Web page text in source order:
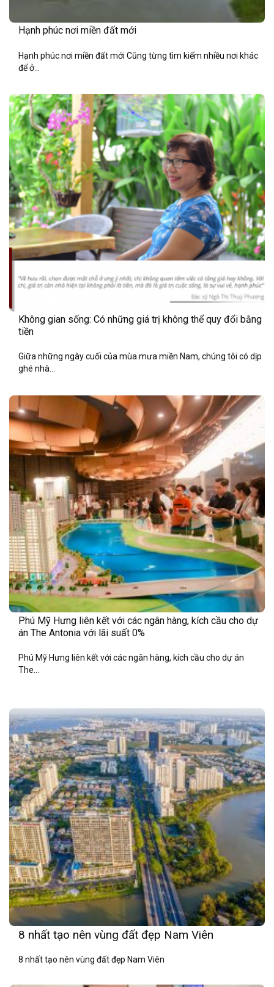
Hạnh phúc nơi miền đất mới
Hạnh phúc nơi miền đất mới Cũng từng tìm kiếm nhiều nơi khác
để ở...
Không gian sống: Có những giá trị không thể quy đổi bằng
tiền
Giữa những ngày cuối của mùa mưa miền Nam, chúng tôi có dịp
ghé nhà...
Phú Mỹ Hưng liên kết với các ngân hàng, kích cầu cho dự
án The Antonia với lãi suất 0%
Phú Mỹ Hưng liên kết với các ngân hàng, kích cầu cho dự án
The...
8 nhất tạo nên vùng đất đẹp Nam Viên
8 nhất tạo nên vùng đất đẹp Nam Viên